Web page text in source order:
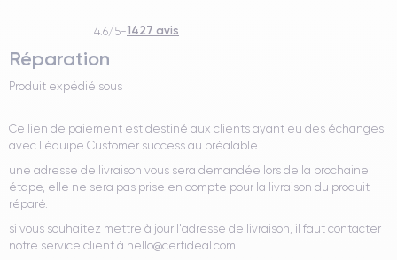
4.6/5-1427 avis
Réparation
Produit expédié sous
Ce lien de paiement est destiné aux clients ayant eu des échanges
avec l'équipe Customer success au préalable
une adresse de livraison vous sera demandée lors de la prochaine
étape, elle ne sera pas prise en compte pour la livraison du produit
réparé.
si vous souhaitez mettre à jour l'adresse de livraison, il faut contacter
notre service client à hello@certideal.com